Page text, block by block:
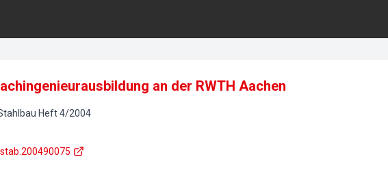
an der RWTH Aachen
Heft4/2004